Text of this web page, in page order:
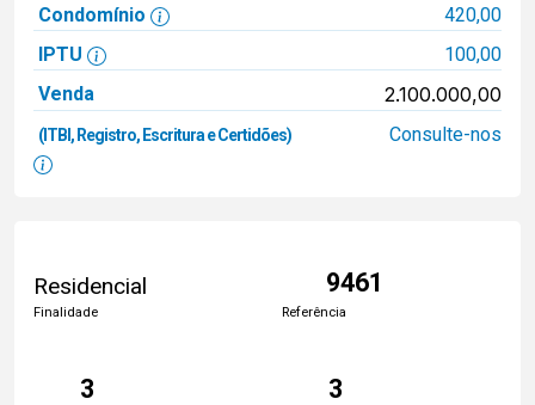
Condomínio
420,00
IPTU
100,00
Venda
2.100.000,00
(ITBI, Registro, Escritura e Certidões) Consulte-nos
Residencial
Finalidade
9461
Referência
3 3